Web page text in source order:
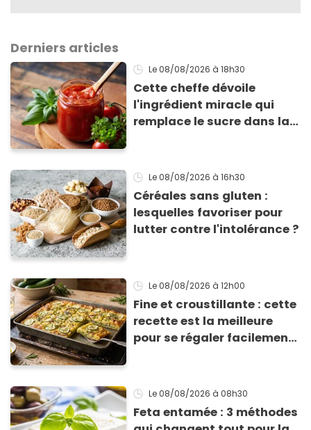
Derniers articles
Le 08/08/2026 à 18h30
Cette cheffe dévoile
l'ingrédient miracle qui
remplace le sucre dans la
Le 08/08/2026 à 16h30
Céréales sans gluten :
lesquelles favoriser pour
lutter contre l'intolérance ?
Le 08/08/2026 à 12h00
Fine et croustillante : cette
recette est la meilleure
pour se régaler facilement
Le 08/08/2026 à 08h30
Feta entamée : 3 méthodes